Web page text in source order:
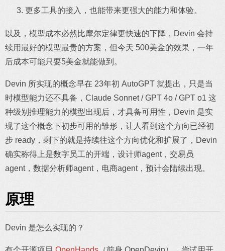
更多工具的接入，也能带来更强大的能力和体验。
以及，模型成本必然比摩尔定律更快速的下降，Devin 会持
续用最好的模型最贵的方案，但今天 500美金的效果，一年
后成本可能只要5美金就能做到。
Devin 所实现的概念早在 23年初 AutoGPT 就提出，只是当
时模型能力还不具备，Claude Sonnet / GPT 4o / GPT o1 这
种级别推理能力的模型出现后，才具备可用性，Devin 是实
现了这个概念下初步可用的雏形，让人看到这个方向已经初
步 ready，剩下的就是持续往这个方向优化和扩展了，Devin
确实称得上是数字员工的开端，设计师agent，交易员
agent，数据分析师agent，电商agent，预计会陆续出现。
原理
Devin 是怎么实现的？